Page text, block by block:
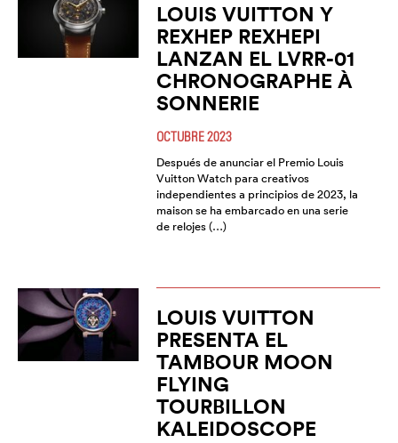
LOUIS VUITTON Y
REXHEP REXHEPI
LANZAN EL LVRR-01
CHRONOGRAPHE À
SONNERIE
OCTUBRE 2023
Después de anunciar el Premio Louis
Vuitton Watch para creativos
independientes a principios de 2023, la
maison se ha embarcado en una serie
de relojes (…)
LOUIS VUITTON
PRESENTA EL
TAMBOUR MOON
FLYING
TOURBILLON
KALEIDOSCOPE